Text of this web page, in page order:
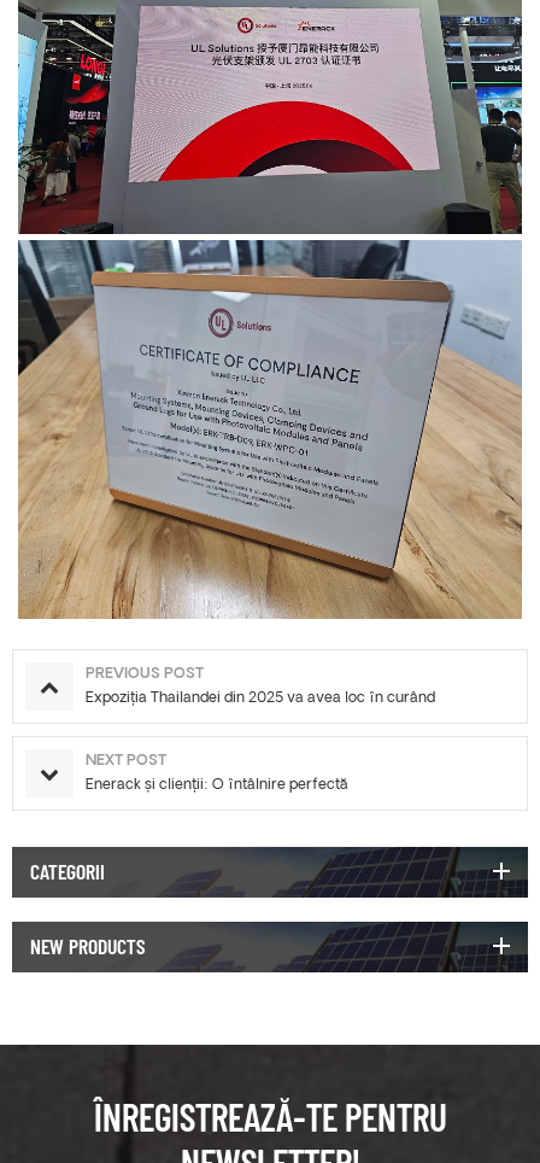
PREVIOUS POST
Expoziția Thailandei din 2025 va avea loc în curând
NEXT POST
Enerack și clienții: O întâlnire perfectă
CATEGORII
NEW PRODUCTS
ÎNREGISTREAZĂ-TE PENTRU